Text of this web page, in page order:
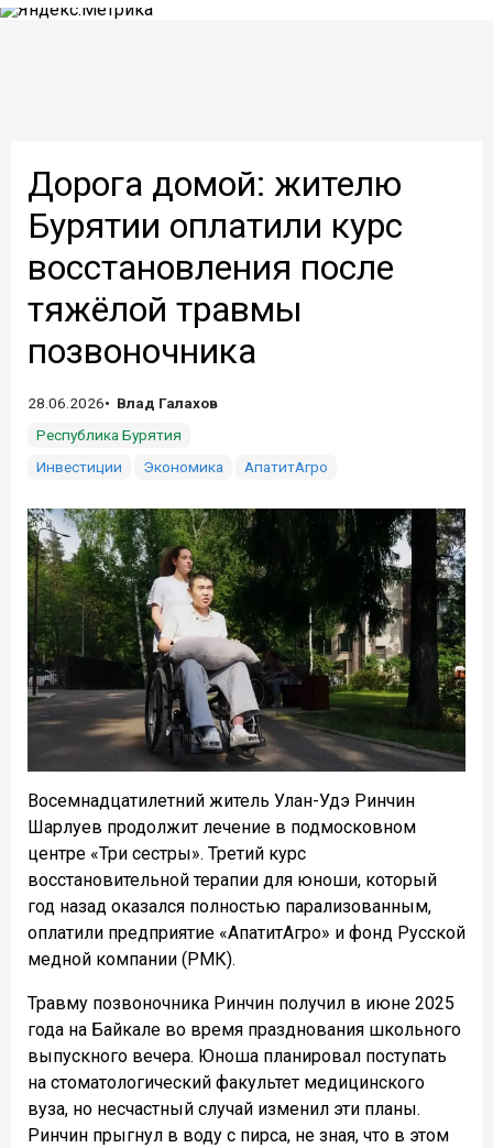
Дорога домой: жителю
Бурятии оплатили курс
восстановления после
тяжёлой травмы
позвоночника
28.06.2026
Влад Галахов
Республика Бурятия
Инвестиции
Экономика АпатитАгро
Восемнадцатилетний житель Улан-Удэ Ринчин
Шарлуев продолжит лечение в подмосковном
центре «Три сестры». Третий курс
восстановительной терапии для юноши, который
год назад оказался полностью парализованным,
оплатили предприятие «АпатитАгро» и фонд Русской
медной компании (РМК).
Травму позвоночника Ринчин получил в июне 2025
года на Байкале во время празднования школьного
выпускного вечера. Юноша планировал поступать
на стоматологический факультет медицинского
вуза, но несчастный случай изменил эти планы.
Ринчин прыгнул в воду с пирса, не зная, что в этом